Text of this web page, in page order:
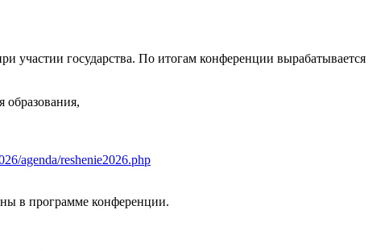
государства. По итогам конференции вырабатывается
agenda/reshenie2026.php
в программе конференции.